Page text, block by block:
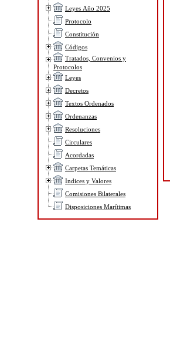
Leyes Año 2025
Protocolo
Constitución
Códigos
Tratados, Convenios y
Protocolos
Leyes
Decretos
Textos Ordenados
Ordenanzas
Resoluciones
Circulares
Acordadas
Carpetas Temáticas
Indices y Valores
Comisiones Bilaterales
Disposiciones Marítimas